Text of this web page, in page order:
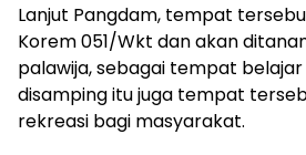
Lanjut Pangdam, tempat
Korem 051/Wkt dan akan
palawija, sebagai tempat
disamping itu juga tempat
rekreasi bagi masyarakat.